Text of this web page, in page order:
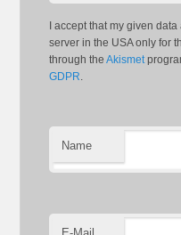
I accept that my given
server in the USA only for
through theAkismet
GDPR.
Name